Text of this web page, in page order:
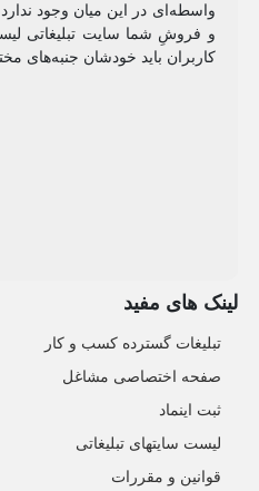
واسطه‌ای در این میان وجود
و فروشِ شما سایت تبلیغاتی
کاربران باید خودشان جنبه‌های
لینک های مفید
تبلیغات گسترده کسب و کار
صفحه اختصاصی مشاغل
ثبت اینماد
لیست سایتهای تبلیغاتی
قوانین و مقررات